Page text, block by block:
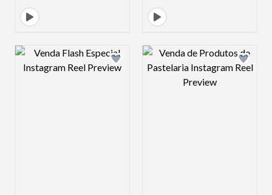
Design preview image Design preview